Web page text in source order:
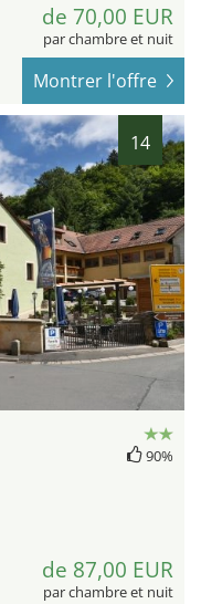
de 70,00 EUR
par chambre et nuit
Montrer l'offre
14
90%
de 87,00 EUR
par chambre et nuit